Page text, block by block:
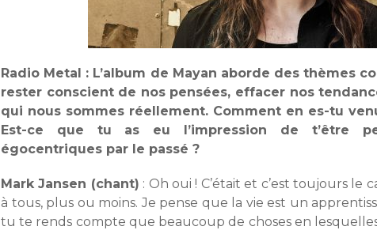
Radio Metal : L’album de Mayan aborde des thèmes
rester conscient de nos pensées, effacer nos
qui nous sommes réellement. Comment en es-tu
Est-ce que tu as eu l’impression de t’être
égocentriques par le passé ?
Mark Jansen (chant) : Oh oui ! C’était et c’est toujours le
à tous, plus ou moins. Je pense que la vie est un
tu te rends compte que beaucoup de choses en